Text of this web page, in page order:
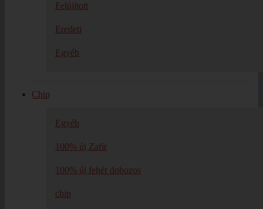
Felújított
Eredeti
Egyéb
Chip
Egyéb
100% új Zafir
100% új fehér dobozos
chip